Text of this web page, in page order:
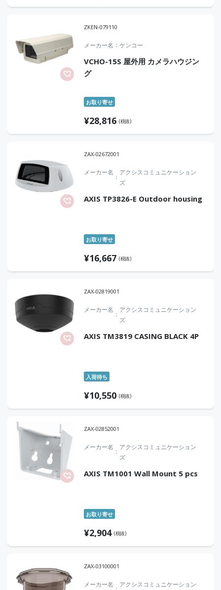
ZKEN-079110
メーカー名 ケンコー
VCHO-15S 屋外用 カメラハウジン
グ
お取り寄せ
¥28,816 (税抜)
ZAX-02672001
メーカー名
アクシスコミュニケーション
ズ
AXIS TP3826-E Outdoor housing
お取り寄せ
¥16,667 (税抜)
ZAX-02819001
メーカー名
アクシスコミュニケーション
ズ
AXIS TM3819 CASING BLACK 4P
入荷待ち
¥10,550 (税抜)
ZAX-02852001
メーカー名
アクシスコミュニケーション
ズ
AXIS TM1001 Wall Mount 5 pcs
お取り寄せ
¥2,904 (税抜)
ZAX-03100001
メーカー名
アクシスコミュニケーション